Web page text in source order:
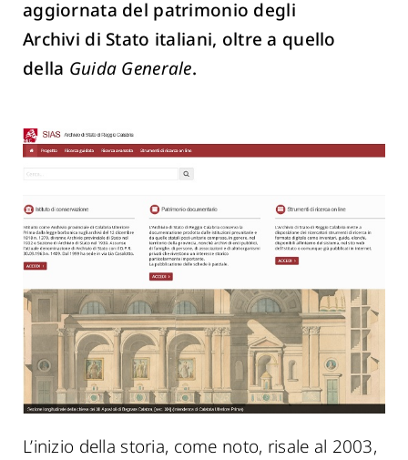
aggiornata del patrimonio degli
Archivi di Stato italiani, oltre a quello
della Guida Generale.
L’inizio della storia, come noto, risale al 2003,